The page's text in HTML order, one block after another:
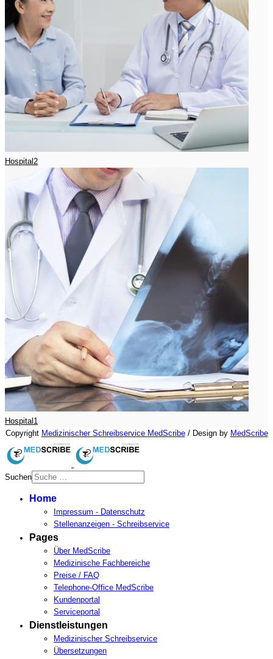
Hospital2
Hospital1
Copyright Medizinischer Schreibservice MedScribe/ Design by MedScribe
Suchen
results.
Home
Impressum - Datenschutz
Stellenanzeigen - Schreibservice
Pages
Über MedScribe
Medizinische Fachbereiche
Preise / FAQ
Telephone-Office MedScribe
Kundenportal
Serviceportal
Dienstleistungen
Medizinischer Schreibservice
Übersetzungen